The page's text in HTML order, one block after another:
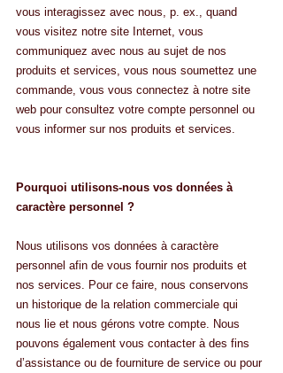
vous interagissez avec nous, p. ex., quand
vous visitez notre site Internet, vous
communiquez avec nous au sujet de nos
produits et services, vous nous soumettez une
commande, vous vous connectez à notre site
web pour consultez votre compte personnel ou
vous informer sur nos produits et services.
Pourquoi utilisons-nous vos données à
caractère personnel ?
Nous utilisons vos données à caractère
personnel afin de vous fournir nos produits et
nos services. Pour ce faire, nous conservons
un historique de la relation commerciale qui
nous lie et nous gérons votre compte. Nous
pouvons également vous contacter à des fins
d’assistance ou de fourniture de service ou pour